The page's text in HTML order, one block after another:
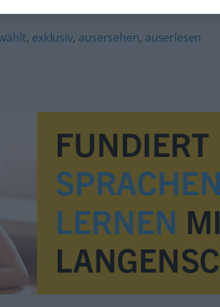
, exklusiv, ausersehen, auserlesen